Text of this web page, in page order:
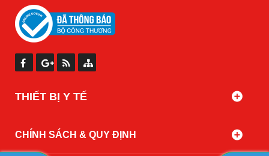
THIẾT BỊ Y TẾ
CHÍNH SÁCH & QUY ĐỊNH